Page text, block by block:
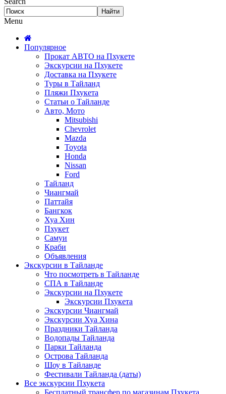
Menu
Популярное
Прокат АВТО на Пхукете
Экскурсии на Пхукете
Доставка на Пхукете
Туры в Тайланд
Пляжи Пхукета
Статьи о Тайланде
Авто, Мото
Mitsubishi
Chevrolet
Mazda
Toyota
Honda
Nissan
Ford
Тайланд
Чиангмай
Паттайя
Бангкок
Хуа Хин
Пхукет
Самуи
Краби
Объявления
Экскурсии в Тайланде
Что посмотреть в Тайланде
СПА в Тайланде
Экскурсии на Пхукете
Экскурсии Пхукета
Экскурсии Чиангмай
Экскурсии Хуа Хина
Праздники Тайланда
Водопады Тайланда
Парки Тайланда
Острова Тайланда
Шоу в Тайланде
Фестивали Тайланда (даты)
Все экскурсии Пхукета
Бесплатный трансфер по магазинам Пхукета